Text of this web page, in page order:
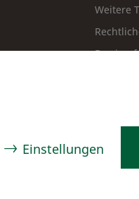
Weitere
Einstellungen